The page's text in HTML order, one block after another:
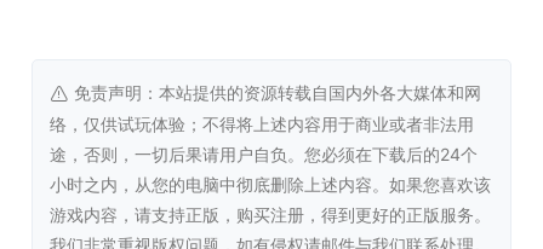
注意！酒店评论家将全方位品鉴您的成果！评价越高, 越能
吸引愿意支付更多的优质客人——助您在打造酒店帝国的道
路上更进一步。
免责声明：本站提供的资源转载自国内外各大媒体和网
络，仅供试玩体验；不得将上述内容用于商业或者非法用
途，否则，一切后果请用户自负。您必须在下载后的24个
小时之内，从您的电脑中彻底删除上述内容。如果您喜欢该
游戏内容，请支持正版，购买注册，得到更好的正版服务。